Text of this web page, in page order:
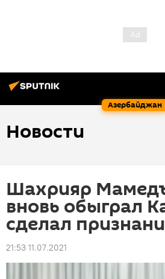
Азербайджан
Новости
Шахрияр
вновь обыграл
сделал
21:53 11.07.2021